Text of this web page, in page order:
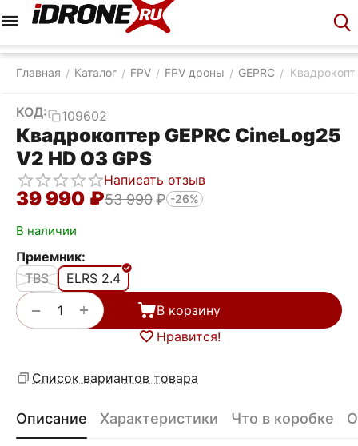
Главная / Каталог / FPV / FPV дроны / GEPRC /
КОД: 109602
Квадрокоптер GEPRC CineLog25
V2 HD O3 GPS
Написать отзыв
39 990 ₽53 990₽ -26%
В наличии
Приемник:
TBS
ELRS 2.4
+
−
В корзину
Нравится!
Список вариантов товара
Описание Характеристики Что в коробке
Корзина